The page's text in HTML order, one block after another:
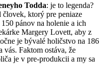
Todda: je to legenda?
ktorý pre peniaze
pánov na holenie a ich
Margery Lovett, aby z
je bývalé holičstvo na 186
vás. Faktom ostáva, že
je v pre-produkcii a my sa